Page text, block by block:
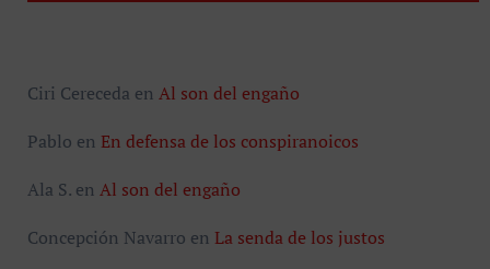
Ciri Cereceda en Al son del engaño
Pablo en En defensa de los conspiranoicos
Ala S.en Al son del engaño
Concepción Navarro en La senda de los justos